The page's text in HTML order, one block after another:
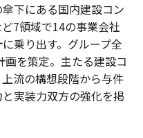
下にある国内建設コン
7領域で14の事業会社
乗り出す。グループ全
を策定。主たる建設コ
流の構想段階から与件
実装力双方の強化を掲